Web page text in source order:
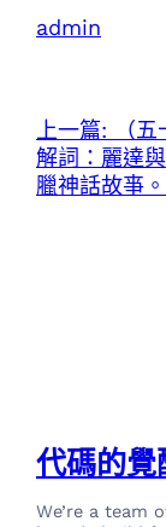
admin
上一篇:
（
解詞：麗達
臘神話故亊。
代碼的覺
We’re a team